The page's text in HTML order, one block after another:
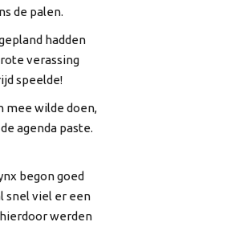
de palen.
hadden
verassing
speelde!
mee wilde doen,
agenda paste.
begon goed
snel viel er een
werden